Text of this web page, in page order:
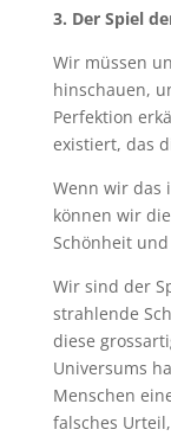
3. Der Spiel
Wir müssen
hinschauen,
Perfektion
existiert, das
Wenn wir das
können wir
Schönheit
Wir sind der
strahlende
diese
Universums
Menschen
falsches